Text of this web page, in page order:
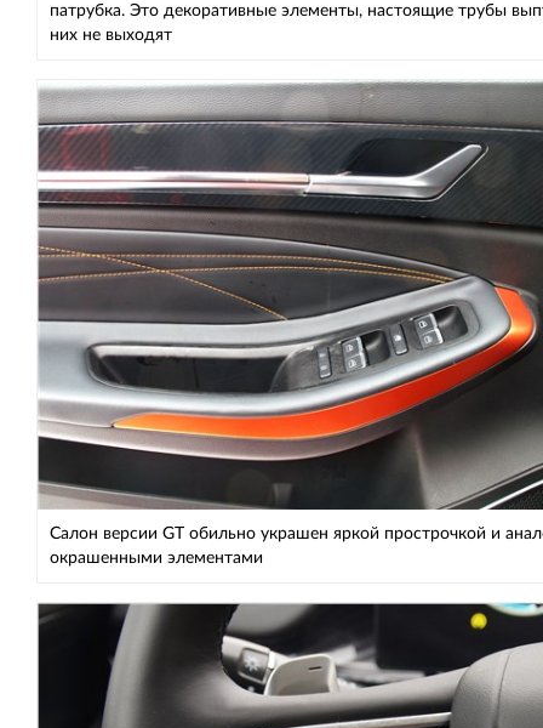
патрубка. Это декоративные элементы, настоящие трубы
них не выходят
Салон версии GT обильно украшен яркой прострочкой и
окрашенными элементами